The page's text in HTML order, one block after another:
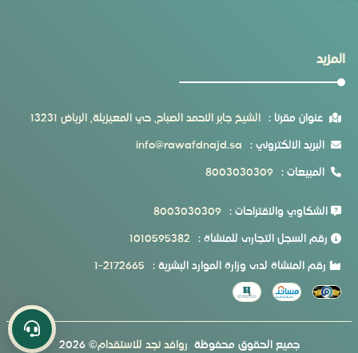
المزيد
عنوان مقرنا : الشيخ جابر الاحمد الصباح، حي المعيزيلة، الرياض 13231
البريد الالكتروني : info@rawafdnajd.sa
المبيعات : 8003030309
الشكاوي والاقتراحات : 8003030309
رقم السجل التجارى للمنشأة : 1010595382
رقم المنشأة لدى وزارة الموارد البشرية : 1-2172665
جميع الحقوق محفوظة روافد نجد للاستقدام©
2026